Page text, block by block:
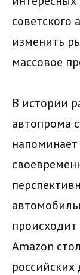
изменить
массовое
В истории
автопрома
Amazon
российских